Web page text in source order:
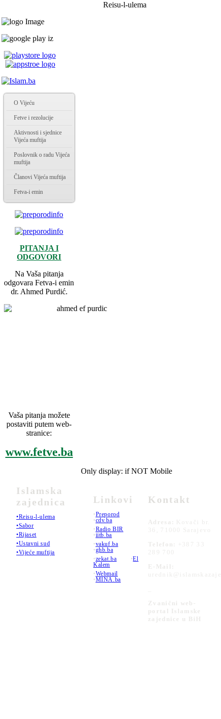
Reisu-l-ulema
O Vijeću
Fetve i rezolucije
Aktivnosti i sjednice
Vijeća muftija
Poslovnik o radu Vijeća
muftija
Članovi Vijeća muftija
Fetva-i emin
PITANJA I
ODGOVORI
Na Vaša pitanja
odgovara Fetva-i emin
dr. Ahmed Purdić.
Vaša pitanja možete
postaviti putem web-
stranice:
www.fetve.ba
Islamska
zajednica
•Reisu-l-ulema
•Sabor
•Rijaset
•Ustavni sud
•Vijeće muftija
Only display: if NOT Mobile
Linkovi
•Preporod
•cdv.ba
•Radio BIR
•iitb.ba
•vakuf.ba
•ghb.ba
•zekat.ba •El
Kalem
•Webmail
•MINA.ba
Kontakt
Adresa:
Kovači br.
36, 71000 Sarajevo
Telefon:
+387 33
289 700
E-Mail:
Zvanični web-
portal Islamske
zajednice u BiH